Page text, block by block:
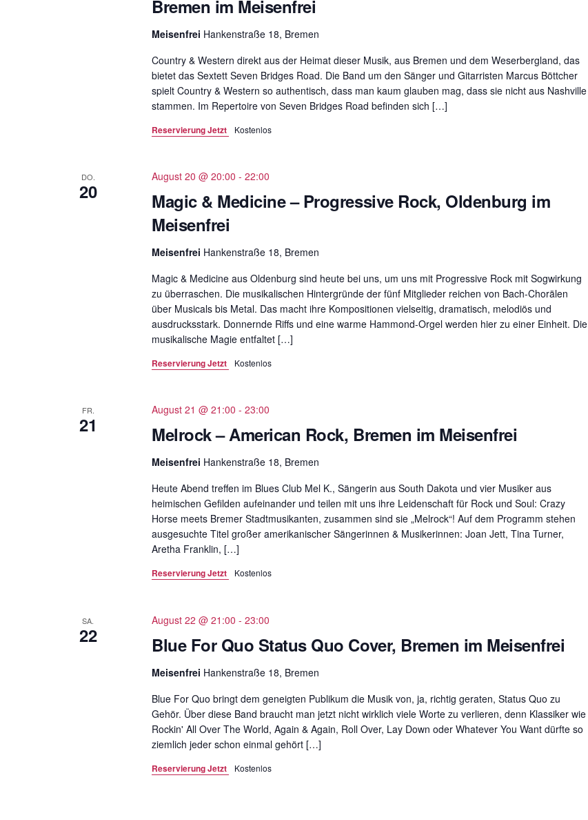
Bremen im Meisenfrei
Meisenfrei Hankenstraße 18, Bremen
Country & Western direkt aus der Heimat dieser Musik, aus Bremen und dem Weserbergland, das
bietet das Sextett Seven Bridges Road. Die Band um den Sänger und Gitarristen Marcus Böttcher
spielt Country & Western so authentisch, dass man kaum glauben mag, dass sie nicht aus Nashville
stammen. Im Repertoire von Seven Bridges Road befinden sich […]
Reservierung Jetzt Kostenlos
DO.
20
Magic & Medicine – Progressive Rock, Oldenburg im
Meisenfrei
August 20 @ 20:00 - 22:00
Meisenfrei Hankenstraße 18, Bremen
Magic & Medicine aus Oldenburg sind heute bei uns, um uns mit Progressive Rock mit Sogwirkung
zu überraschen. Die musikalischen Hintergründe der fünf Mitglieder reichen von Bach-Chorälen
über Musicals bis Metal. Das macht ihre Kompositionen vielseitig, dramatisch, melodiös und
ausdrucksstark. Donnernde Riffs und eine warme Hammond-Orgel werden hier zu einer Einheit. Die
musikalische Magie entfaltet […]
Reservierung Jetzt Kostenlos
FR.
21 Melrock – American Rock, Bremen im Meisenfrei
August 21 @ 21:00 - 23:00
Meisenfrei Hankenstraße 18, Bremen
Heute Abend treffen im Blues Club Mel K., Sängerin aus South Dakota und vier Musiker aus
heimischen Gefilden aufeinander und teilen mit uns ihre Leidenschaft für Rock und Soul: Crazy
Horse meets Bremer Stadtmusikanten, zusammen sind sie „Melrock“! Auf dem Programm stehen
ausgesuchte Titel großer amerikanischer Sängerinnen & Musikerinnen: Joan Jett, Tina Turner,
Aretha Franklin, […]
Reservierung Jetzt Kostenlos
SA.
22 Blue For Quo Status Quo Cover, Bremen im Meisenfrei
August 22 @ 21:00 - 23:00
Meisenfrei Hankenstraße 18, Bremen
Blue For Quo bringt dem geneigten Publikum die Musik von, ja, richtig geraten, Status Quo zu
Gehör. Über diese Band braucht man jetzt nicht wirklich viele Worte zu verlieren, denn Klassiker wie
Rockin' All Over The World, Again & Again, Roll Over, Lay Down oder Whatever You Want dürfte so
ziemlich jeder schon einmal gehört […]
Reservierung Jetzt Kostenlos